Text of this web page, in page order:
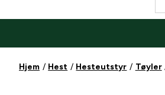
Hjem Hest Hesteutstyr Tøyler